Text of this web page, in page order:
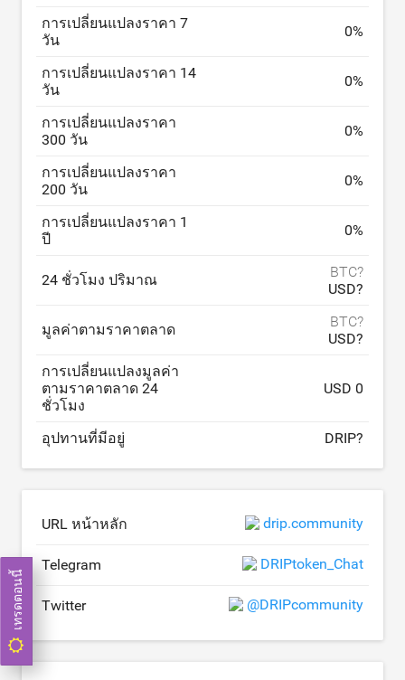
การเปลี่ยนแปลงราคา 7
วัน
0%
การเปลี่ยนแปลงราคา 14
วัน
0%
การเปลี่ยนแปลงราคา
300 วัน
0%
การเปลี่ยนแปลงราคา
200 วัน
0%
การเปลี่ยนแปลงราคา 1
ปี
0%
24 ชั่วโมง ปริมาณ
BTC?
USD?
มูลค่าตามราคาตลาด
BTC?
USD?
การเปลี่ยนแปลงมูลค่า
ตามราคาตลาด 24
ชั่วโมง
USD 0
อุปทานที่มีอยู่ DRIP?
URL หน้าหลัก drip.community
Telegram DRIPtoken_Chat
Twitter @DRIPcommunity
เทรดตอนนี้